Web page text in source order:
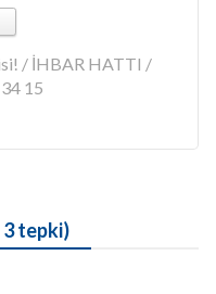
/ İHBAR HATTI /
15
3 tepki)